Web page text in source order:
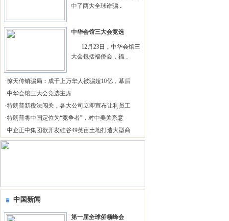
中了两大全球诈骗...
中华会馆三大会竞选
12月23日，中华会馆三
大会包括福侨会，福...
·惊天传销骗局：成千上万华人被骗超10亿，幕后
·中华会馆三大会竞选主席
·特朗普新税法闯关，各大公司立即宣布让利员工
·特朗普将中国定位为“竞争者”，对中美关系意
·中企正中集团欲开发硅谷49英亩土地打造大型商
中国新闻
第一届全球侨领峰会